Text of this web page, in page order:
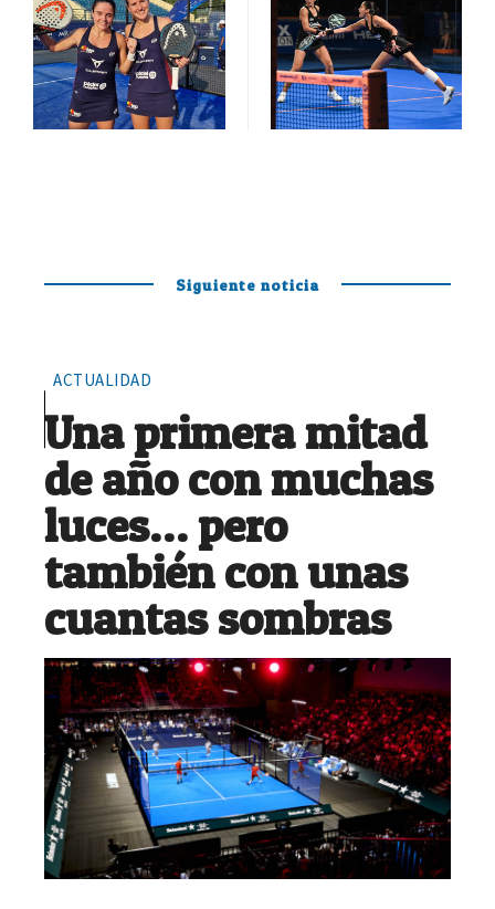
Siguiente noticia
ACTUALIDAD
Una primera mitad
de año con muchas
luces… pero
también con unas
cuantas sombras